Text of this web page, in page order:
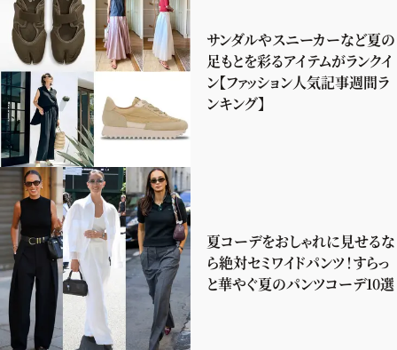
サンダルやスニーカーなど夏の
足もとを彩るアイテムがランクイ
ン【ファッション人気記事週間ラ
ンキング】
夏コーデをおしゃれに見せるな
ら絶対セミワイドパンツ！すらっ
と華やぐ夏のパンツコーデ10選